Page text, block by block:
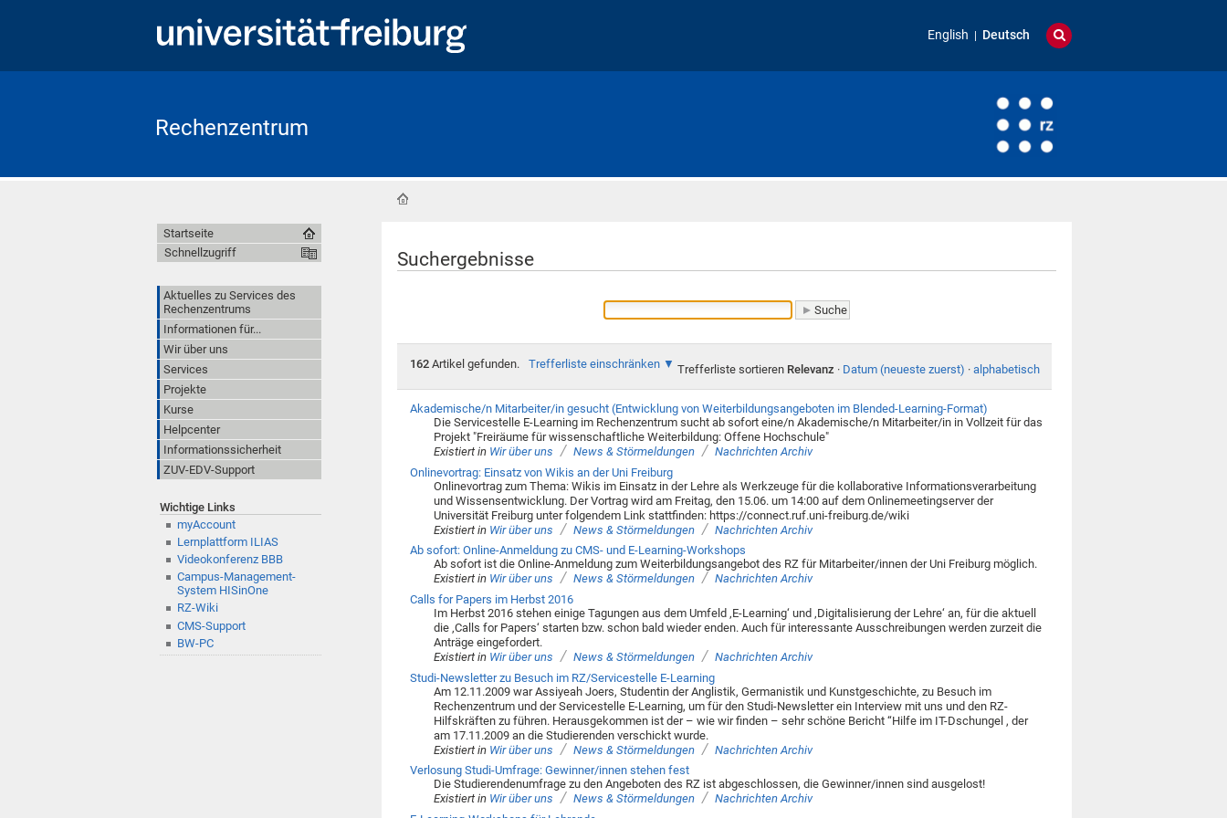
English Deutsch
Rechenzentrum
Suchergebnisse
162Artikel gefunden. Trefferliste einschränken Trefferliste sortieren Relevanz · Datum (neueste zuerst) · alphabetisch
Akademische/n Mitarbeiter/in gesucht (Entwicklung von Weiterbildungsangeboten im Blended-Learning-Format)
Die Servicestelle E-Learning im Rechenzentrum sucht ab sofort eine/n Akademische/n Mitarbeiter/in in Vollzeit für das
Projekt "Freiräume für wissenschaftliche Weiterbildung: Offene Hochschule"
Existiert in Wir über uns / News & Störmeldungen / Nachrichten Archiv
Onlinevortrag: Einsatz von Wikis an der Uni Freiburg
Onlinevortrag zum Thema: Wikis im Einsatz in der Lehre als Werkzeuge für die kollaborative Informationsverarbeitung
und Wissensentwicklung. Der Vortrag wird am Freitag, den 15.06. um 14:00 auf dem Onlinemeetingserver der
Universität Freiburg unter folgendem Link stattfinden: https://connect.ruf.uni-freiburg.de/wiki
Existiert in Wir über uns / News & Störmeldungen / Nachrichten Archiv
Ab sofort: Online-Anmeldung zu CMS- und E-Learning-Workshops
Ab sofort ist die Online-Anmeldung zum Weiterbildungsangebot des RZ für Mitarbeiter/innen der Uni Freiburg möglich.
Existiert in Wir über uns / News & Störmeldungen / Nachrichten Archiv
Calls for Papers im Herbst 2016
Im Herbst 2016 stehen einige Tagungen aus dem Umfeld ‚E-Learning‘ und ‚Digitalisierung der Lehre‘ an, für die aktuell
die ‚Calls for Papers‘ starten bzw. schon bald wieder enden. Auch für interessante Ausschreibungen werden zurzeit die
Anträge eingefordert.
Existiert in Wir über uns / News & Störmeldungen / Nachrichten Archiv
Studi-Newsletter zu Besuch im RZ/Servicestelle E-Learning
Am 12.11.2009 war Assiyeah Joers, Studentin der Anglistik, Germanistik und Kunstgeschichte, zu Besuch im
Rechenzentrum und der Servicestelle E-Learning, um für den Studi-Newsletter ein Interview mit uns und den RZ-
Hilfskräften zu führen. Herausgekommen ist der – wie wir finden – sehr schöne Bericht “Hilfe im IT-Dschungel , der
am 17.11.2009 an die Studierenden verschickt wurde.
Existiert in Wir über uns / News & Störmeldungen / Nachrichten Archiv
Verlosung Studi-Umfrage: Gewinner/innen stehen fest
Die Studierendenumfrage zu den Angeboten des RZ ist abgeschlossen, die Gewinner/innen sind ausgelost!
Existiert in Wir über uns / News & Störmeldungen / Nachrichten Archiv
Startseite
Schnellzugriff
Aktuelles zu Services des
Rechenzentrums
Informationen für...
Wir über uns
Services
Projekte
Kurse
Helpcenter
Informationssicherheit
ZUV-EDV-Support
Wichtige Links
myAccount
Lernplattform ILIAS
Videokonferenz BBB
Campus-Management-
System HISinOne
RZ-Wiki
CMS-Support
BW-PC